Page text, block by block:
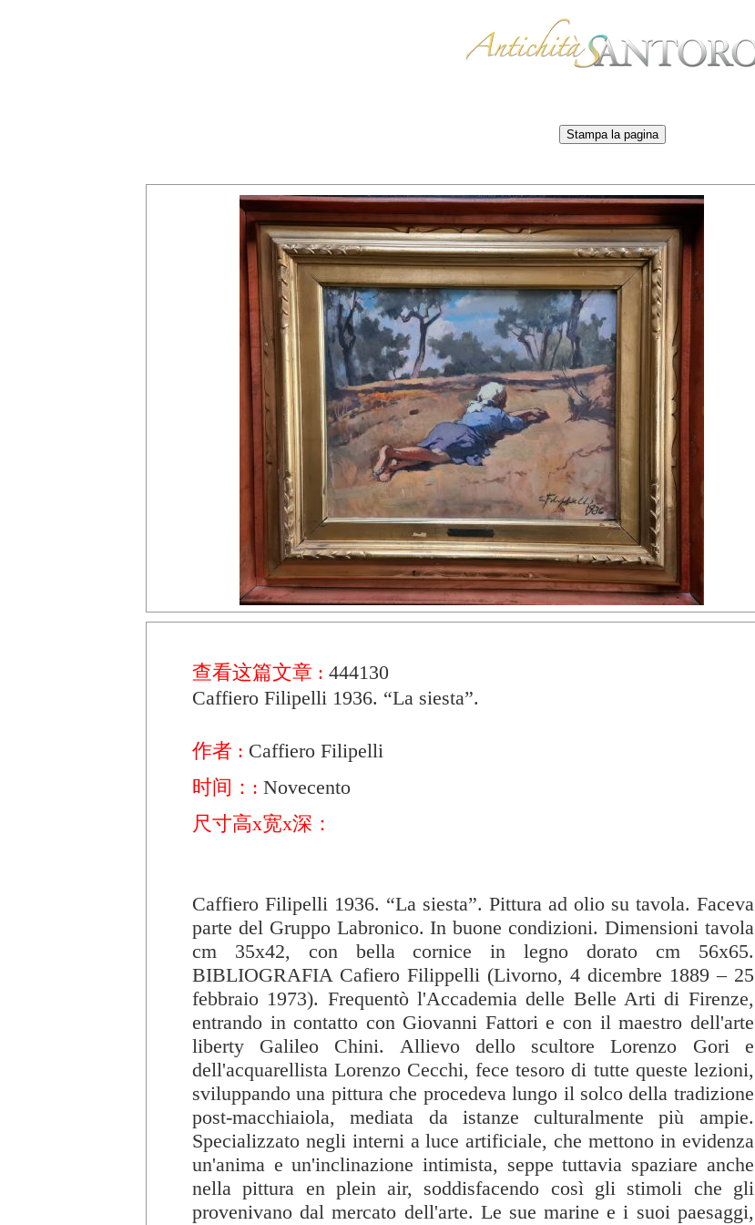
查看这篇文章 : 444130
Caffiero Filipelli 1936. “La siesta”.
作者 : Caffiero Filipelli
时间：: Novecento
尺寸高x宽x深：
Caffiero Filipelli 1936. “La siesta”. Pittura ad olio su tavola. Faceva
parte del Gruppo Labronico. In buone condizioni. Dimensioni tavola
cm 35x42, con bella cornice in legno dorato cm 56x65.
BIBLIOGRAFIA Cafiero Filippelli (Livorno, 4 dicembre 1889 – 25
febbraio 1973). Frequentò l'Accademia delle Belle Arti di Firenze,
entrando in contatto con Giovanni Fattori e con il maestro dell'arte
liberty Galileo Chini. Allievo dello scultore Lorenzo Gori e
dell'acquarellista Lorenzo Cecchi, fece tesoro di tutte queste lezioni,
sviluppando una pittura che procedeva lungo il solco della tradizione
post-macchiaiola, mediata da istanze culturalmente più ampie.
Specializzato negli interni a luce artificiale, che mettono in evidenza
un'anima e un'inclinazione intimista, seppe tuttavia spaziare anche
nella pittura en plein air, soddisfacendo così gli stimoli che gli
provenivano dal mercato dell'arte. Le sue marine e i suoi paesaggi,